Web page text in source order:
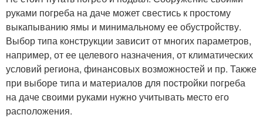
руками погреба на даче может свестись к простому
выкапыванию ямы и минимальному ее обустройству.
Выбор типа конструкции зависит от многих параметров,
например, от ее целевого назначения, от климатических
условий региона, финансовых возможностей и пр. Также
при выборе типа и материалов для постройки погреба
на даче своими руками нужно учитывать место его
расположения.